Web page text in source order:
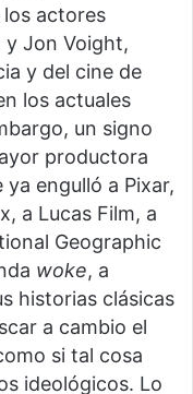
actores
y Jon Voight,
y del cine de
los actuales
un signo
productora
engulló a Pixar,
a Lucas Film, a
Geographic
woke, a
historias clásicas
a cambio el
si tal cosa
ideológicos. Lo